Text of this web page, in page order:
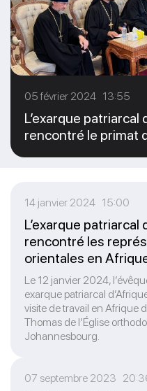
05 février 2024 13:55
L’exarque patriarcal
rencontré le primat
14 janvier 2024 15:00
L’exarque patriarcal
rencontré les
orientales en
Le 12 janvier 2024,
exarque patriarcal
visite de travail en Afrique
Thomas de l’Église
Johannesbourg.
07 septembre 2023